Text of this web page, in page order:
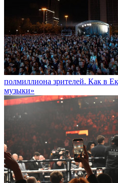
полмиллиона зрителей. Как в
музыки»